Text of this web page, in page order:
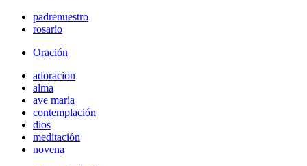
padrenuestro
rosario
Oración
adoracion
alma
ave maria
contemplación
dios
meditación
novena